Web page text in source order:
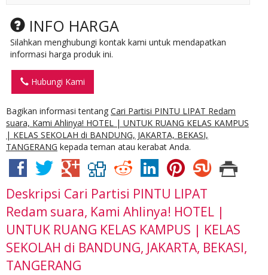
INFO HARGA
Silahkan menghubungi kontak kami untuk mendapatkan
informasi harga produk ini.
Hubungi Kami
Bagikan informasi tentang Cari Partisi PINTU LIPAT Redam
suara, Kami Ahlinya! HOTEL | UNTUK RUANG KELAS KAMPUS
| KELAS SEKOLAH di BANDUNG, JAKARTA, BEKASI,
TANGERANG kepada teman atau kerabat Anda.
Deskripsi Cari Partisi PINTU LIPAT
Redam suara, Kami Ahlinya! HOTEL |
UNTUK RUANG KELAS KAMPUS | KELAS
SEKOLAH di BANDUNG, JAKARTA, BEKASI,
TANGERANG